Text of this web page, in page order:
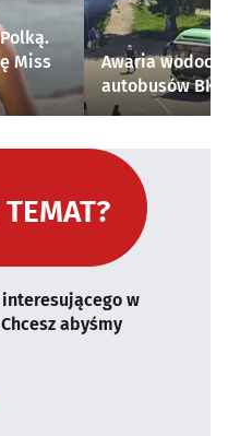
Miss
Awaria
autobusów
interesującego w
abyśmy